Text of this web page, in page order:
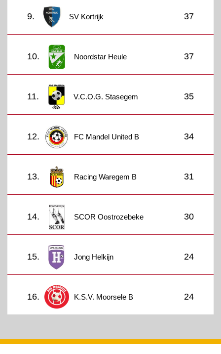
9. SV Kortrijk 37
10. Noordstar Heule 37
11. V.C.O.G. Stasegem 35
12. FC Mandel United B 34
13. Racing Waregem B 31
14. SCOR Oostrozebeke 30
15. Jong Helkijn 24
16. K.S.V. Moorsele B 24